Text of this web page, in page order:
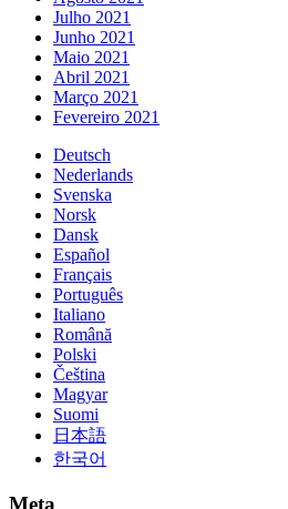
Julho 2021
Junho 2021
Maio 2021
Abril 2021
Março 2021
Fevereiro 2021
Deutsch
Nederlands
Svenska
Norsk
Dansk
Español
Français
Português
Italiano
Română
Polski
Čeština
Magyar
Suomi
日本語
한국어
Meta